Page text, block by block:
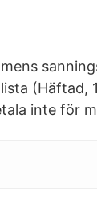
(Häftad,
inte för